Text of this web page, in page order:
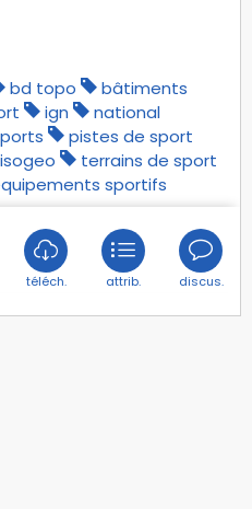
bd topo
bâtiments
ign
national
pistes de sport
terrains de sport
sportifs
téléch. attrib. discus.